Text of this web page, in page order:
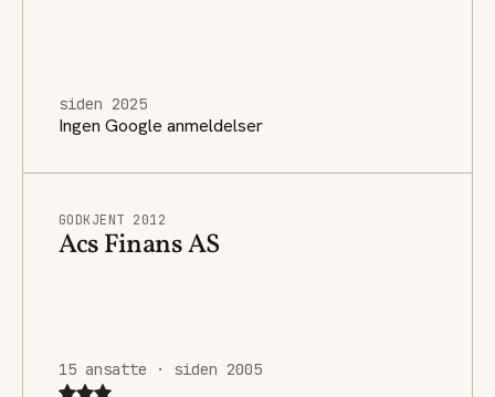
siden 2025
Ingen Google anmeldelser
GODKJENT 2012
Acs Finans AS
15 ansatte · siden 2005